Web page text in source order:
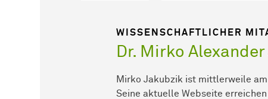
WISSENSCHAFTLICHER
Dr. Mirko
Mirko Jakubzik ist mittlerweile
Seine aktuelle Webseite